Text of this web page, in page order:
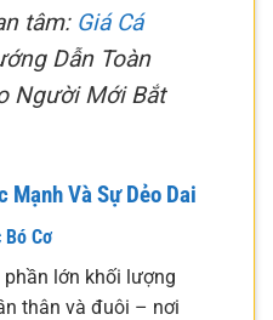
tâm: Giá Cá
Dẫn Toàn
Người Mới Bắt
Mạnh Và Sự Dẻo Dai
Bó Cơ
phần lớn khối lượng
thân và đuôi – nơi